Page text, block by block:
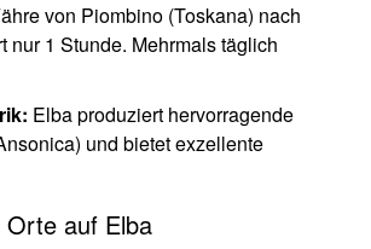
von Piombino (Toskana) nach
nur 1 Stunde. Mehrmals täglich
Elba produziert hervorragende
und bietet exzellente
auf Elba